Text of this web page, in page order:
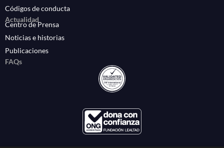
Códigos de conducta
Actualidad
Centro de Prensa
Noticias e historias
Publicaciones
FAQs